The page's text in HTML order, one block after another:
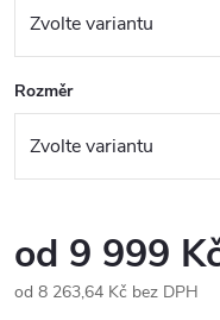
Rozměr
od 9 999
od 8 263,64 Kč bez DPH